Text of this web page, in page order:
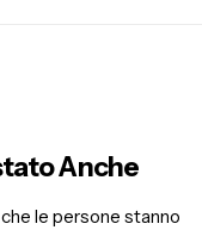
Anche
le persone stanno